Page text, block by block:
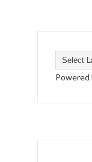
Powered